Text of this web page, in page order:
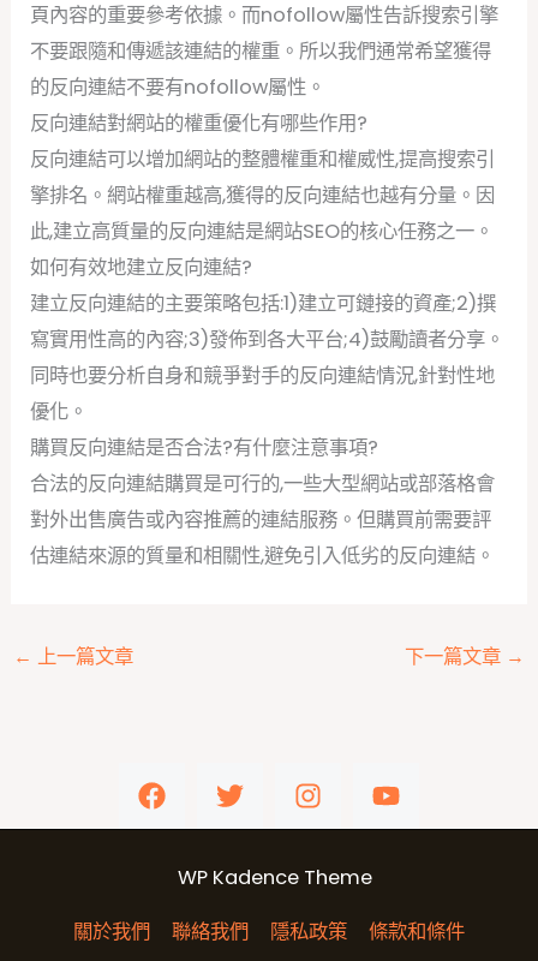
頁內容的重要參考依據。而nofollow屬性告訴搜索引擎
不要跟隨和傳遞該連結的權重。所以我們通常希望獲得
的反向連結不要有nofollow屬性。
反向連結對網站的權重優化有哪些作用?
反向連結可以增加網站的整體權重和權威性,提高搜索引
擎排名。網站權重越高,獲得的反向連結也越有分量。因
此,建立高質量的反向連結是網站SEO的核心任務之一。
如何有效地建立反向連結?
建立反向連結的主要策略包括:1)建立可鏈接的資產;2)撰
寫實用性高的內容;3)發佈到各大平台;4)鼓勵讀者分享。
同時也要分析自身和競爭對手的反向連結情況,針對性地
優化。
購買反向連結是否合法?有什麼注意事項?
合法的反向連結購買是可行的,一些大型網站或部落格會
對外出售廣告或內容推薦的連結服務。但購買前需要評
估連結來源的質量和相關性,避免引入低劣的反向連結。
← 上一篇文章 下一篇文章 →
WP Kadence Theme
關於我們
聯絡我們 隱私政策 條款和條件